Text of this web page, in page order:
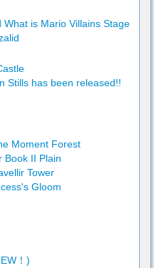
What is Mario Villains Stage
Stills has been released!!
Moment Forest
Book II Plain
Tower
Gloom
！)